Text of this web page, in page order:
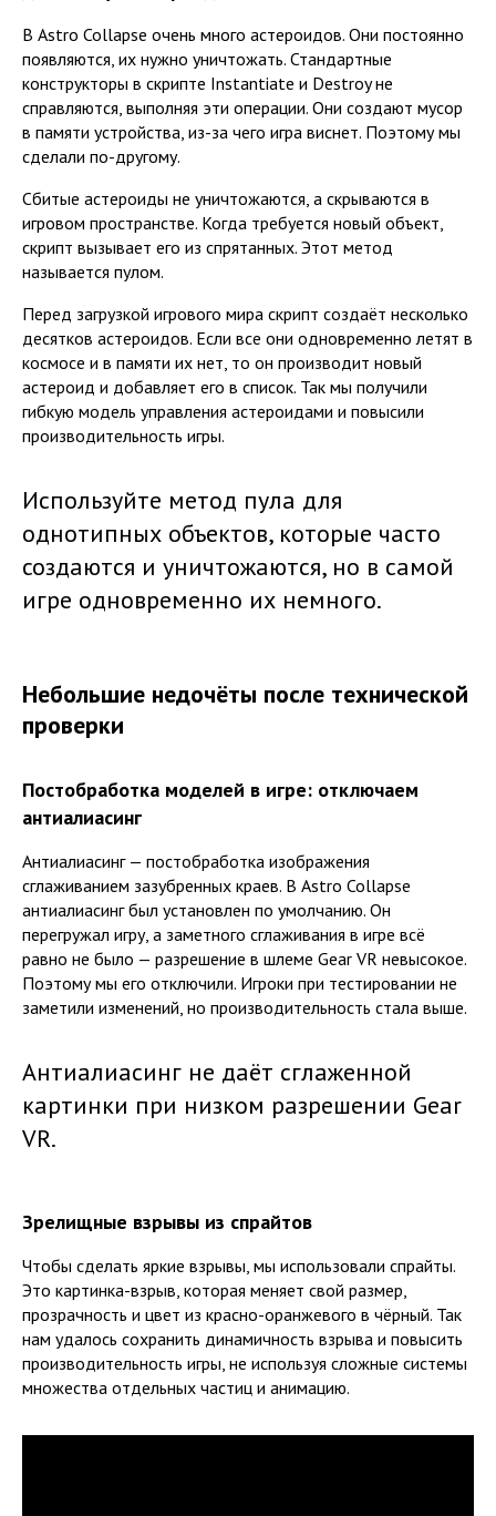
В Astro Collapse очень много астероидов. Они постоянно
появляются, их нужно уничтожать. Стандартные
конструкторы в скрипте Instantiate и Destroy не
справляются, выполняя эти операции. Они создают мусор
в памяти устройства, из-за чего игра виснет. Поэтому мы
сделали по-другому.
Сбитые астероиды не уничтожаются, а скрываются в
игровом пространстве. Когда требуется новый объект,
скрипт вызывает его из спрятанных. Этот метод
называется пулом.
Перед загрузкой игрового мира скрипт создаёт несколько
десятков астероидов. Если все они одновременно летят в
космосе и в памяти их нет, то он производит новый
астероид и добавляет его в список. Так мы получили
гибкую модель управления астероидами и повысили
производительность игры.
Используйте метод пула для
однотипных объектов, которые часто
создаются и уничтожаются, но в самой
игре одновременно их немного.
Небольшие недочёты после технической
проверки
Постобработка моделей в игре: отключаем
антиалиасинг
Антиалиасинг — постобработка изображения
сглаживанием зазубренных краев. В Astro Collapse
антиалиасинг был установлен по умолчанию. Он
перегружал игру, а заметного сглаживания в игре всё
равно не было — разрешение в шлеме Gear VR невысокое.
Поэтому мы его отключили. Игроки при тестировании не
заметили изменений, но производительность стала выше.
Антиалиасинг не даёт сглаженной
картинки при низком разрешении Gear
VR.
Зрелищные взрывы из спрайтов
Чтобы сделать яркие взрывы, мы использовали спрайты.
Это картинка-взрыв, которая меняет свой размер,
прозрачность и цвет из красно-оранжевого в чёрный. Так
нам удалось сохранить динамичность взрыва и повысить
производительность игры, не используя сложные системы
множества отдельных частиц и анимацию.